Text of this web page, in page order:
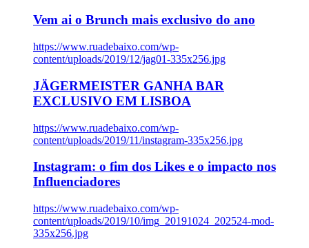
Vem ai o Brunch mais exclusivo do ano
https://www.ruadebaixo.com/wp-
content/uploads/2019/12/jag01-335x256.jpg
JÄGERMEISTER GANHA BAR
EXCLUSIVO EM LISBOA
https://www.ruadebaixo.com/wp-
content/uploads/2019/11/instagram-335x256.jpg
Instagram: o fim dos Likes e o impacto nos
Influenciadores
https://www.ruadebaixo.com/wp-
content/uploads/2019/10/img_20191024_202524-mod-
335x256.jpg